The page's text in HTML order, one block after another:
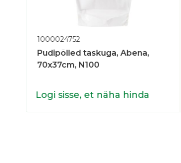
1000024752
Pudipõlled taskuga, Abena,
70x37cm, N100
Logi sisse, et näha hinda